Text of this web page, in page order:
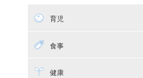
育児
赤ちゃんのお世話
寝かしつけ
食事
離乳食健康